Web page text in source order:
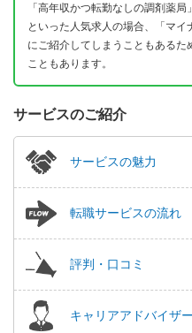
「高年収かつ転勤なしの調剤薬
といった人気求人の場合、「マ
にご紹介してしまうこともある
こともあります。
サービスのご紹介
サービスの魅力
転職サービスの流れ
評判・口コミ
キャリアアドバイザ